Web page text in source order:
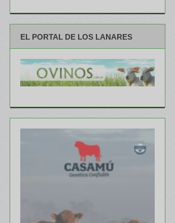
EL PORTAL DE LOS LANARES